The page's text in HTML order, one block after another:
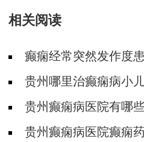
相关阅读
癫痫经常突然发作度
病医院专家解答
贵州哪里治癫痫病小
么用药
贵州癫痫病医院有哪
吗？风险大吗？
贵州癫痫病医院癫痫